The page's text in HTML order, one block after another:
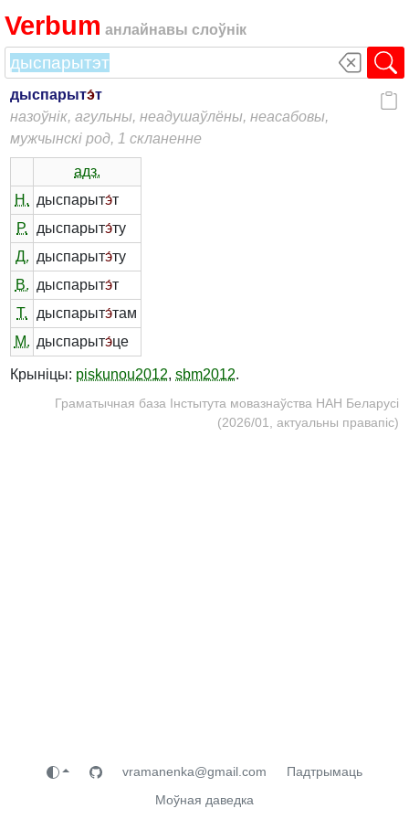
Verbum анлайнавы слоўнік
дыспарытэ́т
назоўнік, агульны, неадушаўлёны, неасабовы,
мужчынскі род, 1 скланенне
адз.
Н. дыспарытэ́т
Р.
дыспарытэ́ту
Д. дыспарытэ́ту
В. дыспарытэ́т
Т.
дыспарытэ́там
М. дыспарытэ́це
Крыніцы: piskunou2012, sbm2012.
Граматычная база Інстытута мовазнаўства НАН Беларусі
(2026/01, актуальны правапіс)
vramanenka@gmail.com
Падтрымаць
Моўная даведка